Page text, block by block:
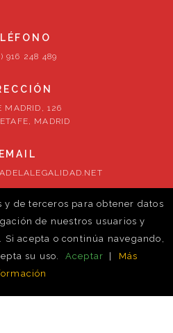
916 248 489
MADRID, 126
MADRID
EMAIL
de terceros para obtener datos
de nuestros usuarios y
acepta o continúa navegando,
su uso.
Aceptar
Más